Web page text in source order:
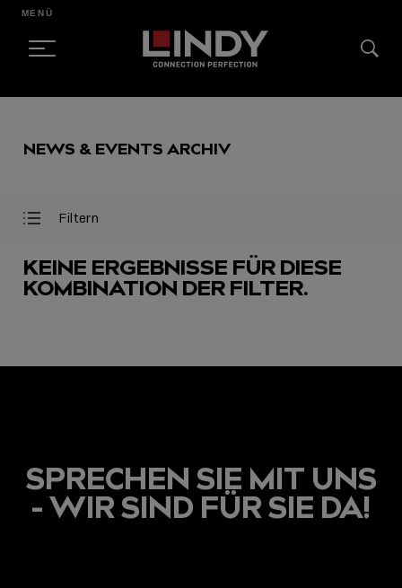
CONTENT
MENÜ
NEWS & EVENTS ARCHIV
Filter
Filter
Filtern
KEINE ERGEBNISSE FÜR DIESE
KOMBINATION DER FILTER.
SPRECHEN SIE MIT UNS
- WIR SIND FÜR SIE DA!